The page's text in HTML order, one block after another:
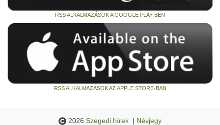
RSS ALKALMAZÁSOK A GOOGLE PLAY-BEN
RSS ALKALMAZÁSOK AZ APPLE STORE-BAN
2026 Szegedi hírek | Névjegy